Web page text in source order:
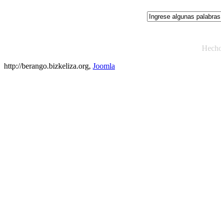
http://berango.bizkeliza.org, Joomla